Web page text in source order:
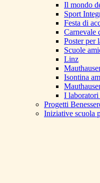
Il mondo
Sport
Festa di
Carnevale
Poster per
Scuole
Linz
Isontina
I
Progetti
Iniziative scuola